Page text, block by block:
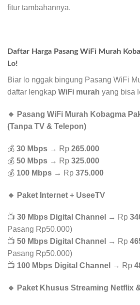
fitur tambahannya.
Daftar Harga Pasang WiFi Murah
Lo!
Biar lo nggak bingung Pasang WiFi
daftar lengkap WiFi murah yang bisa
🔹 Pasang WiFi Murah Kobagma
(Tanpa TV & Telepon)
💰 30 Mbps → Rp 265.000
💰 50 Mbps → Rp 325.000
💰 100 Mbps → Rp 375.000
🔹 Paket Internet + UseeTV
📺 30 Mbps Digital Channel → Rp
Pasang Rp50.000)
📺 50 Mbps Digital Channel → Rp
Pasang Rp50.000)
📺 100 Mbps Digital Channel → Rp
🔹 Paket Khusus Streaming Netflix